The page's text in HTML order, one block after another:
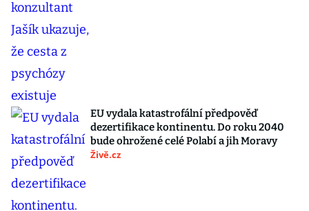
EU vydala katastrofální předpověď
dezertifikace kontinentu. Do roku 2040
bude ohrožené celé Polabí a jih Moravy
Živě.cz